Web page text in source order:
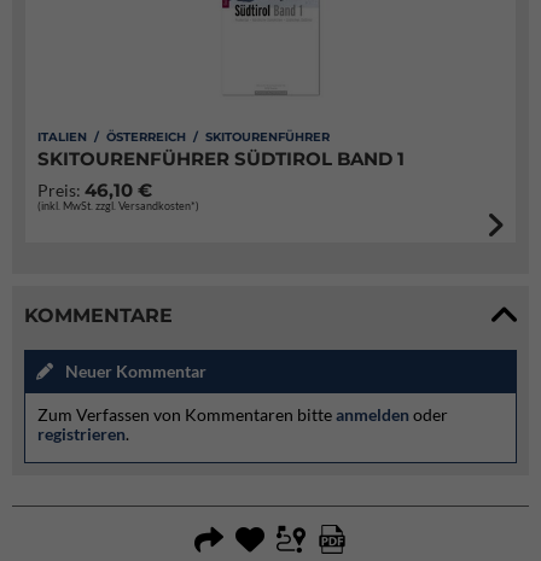
ITALIEN / ÖSTERREICH / SKITOURENFÜHRER
SKITOURENFÜHRER SÜDTIROL BAND 1
Preis: 46,10 €
(inkl. MwSt. zzgl. Versandkosten*)
KOMMENTARE
Neuer Kommentar
Zum Verfassen von Kommentaren bitteanmelden oder
registrieren.